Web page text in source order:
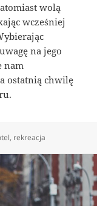
wolą
wcześniej
na jego
nam
ostatnią chwilę
, rekreacja